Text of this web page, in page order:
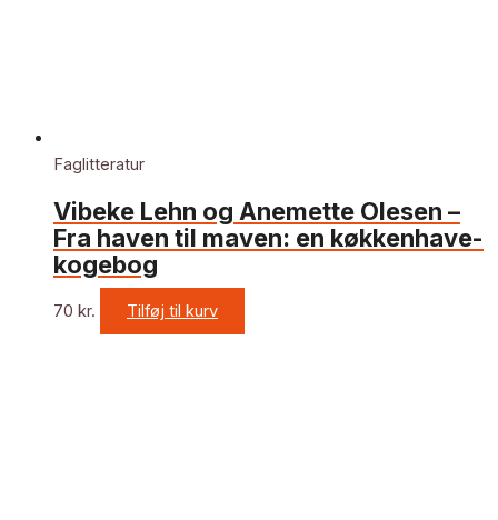
Faglitteratur
Vibeke Lehn og Anemette Olesen –
Fra haven til maven: en køkkenhave-
kogebog
70 kr. Tilføj til kurv